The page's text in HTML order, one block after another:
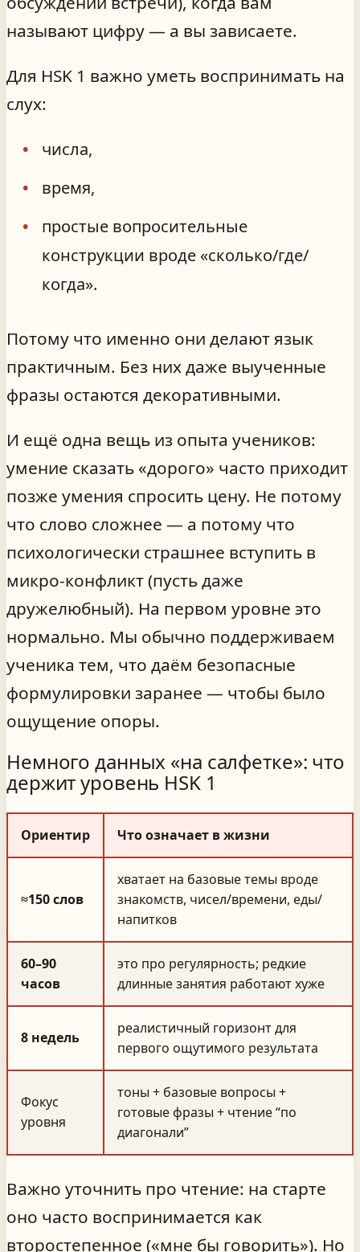
называют цифру — а вы зависаете.
Для HSK 1 важно уметь воспринимать на
слух:
числа,
время,
простые вопросительные
конструкции вроде «сколько/где/
когда».
Потому что именно они делают язык
практичным. Без них даже выученные
фразы остаются декоративными.
И ещё одна вещь из опыта учеников:
умение сказать «дорого» часто приходит
позже умения спросить цену. Не потому
что слово сложнее — а потому что
психологически страшнее вступить в
микро-конфликт (пусть даже
дружелюбный). На первом уровне это
нормально. Мы обычно поддерживаем
ученика тем, что даём безопасные
формулировки заранее — чтобы было
ощущение опоры.
Немного данных «на салфетке»: что
держит уровень HSK 1
Ориентир Что означает в жизни
≈150 слов
хватает на базовые темы вроде
знакомств, чисел/времени, еды/
напитков
60–90
часов
это про регулярность; редкие
длинные занятия работают хуже
8 недель
реалистичный горизонт для
первого ощутимого результата
Фокус
уровня
тоны + базовые вопросы +
готовые фразы + чтение “по
диагонали”
Важно уточнить про чтение: на старте
оно часто воспринимается как
второстепенное («мне бы говорить»). Но